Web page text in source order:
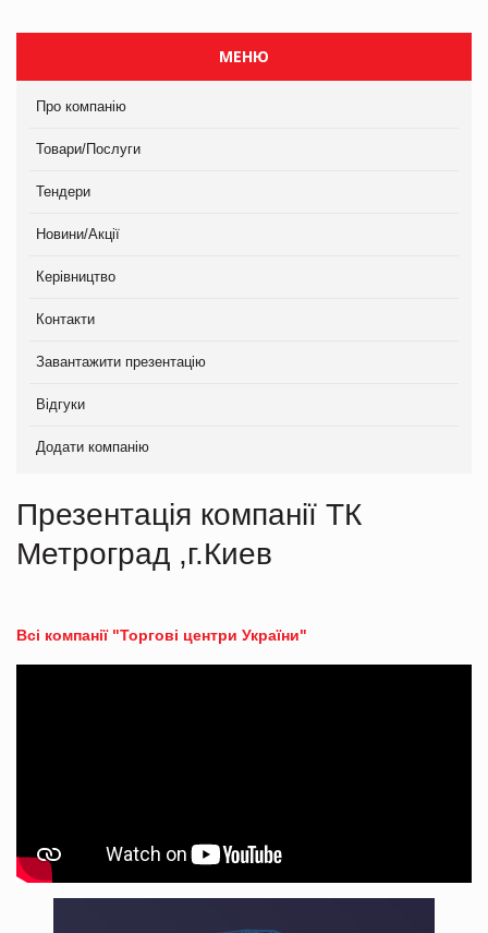
МЕНЮ
Про компанію
Товари/Послуги
Тендери
Новини/Акції
Керівництво
Контакти
Завантажити презентацію
Відгуки
Додати компанію
Презентація компанії ТК
Метроград ,г.Киев
Всі компанії "Торгові центри України"